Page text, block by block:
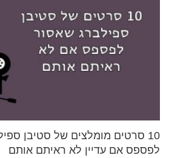
10 סרטים מומלצים של סטיבן
לפספס אם עדיין לא ראיתם אותם